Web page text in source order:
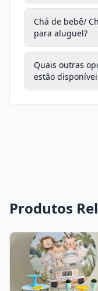
Chá de bebê/
para aluguel?
Quais outras
estão
Produtos